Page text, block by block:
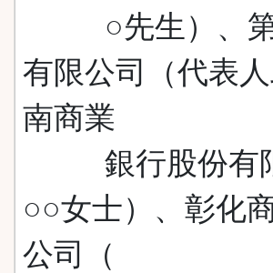
○先生）、第
有限公司（代表
南商業
銀行股份有限
○○女士）、彰化
公司（